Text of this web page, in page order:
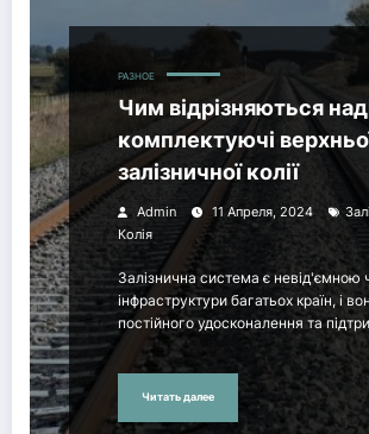
РАЗНОЕ
Чим відрізняються
комплектуючі
залізничної колії
Admin 11 Апреля, 2024
Колія
Залізнична система є невід'ємною
інфраструктури багатьох країн, і
постійного удосконалення та
Читать далее